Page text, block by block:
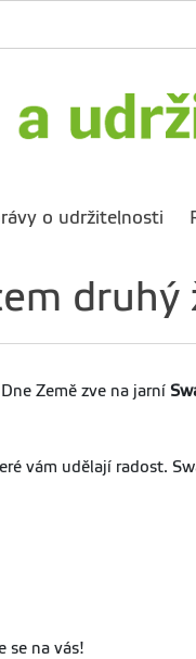
o udržitelnosti
druhý
Země zve na jarní
vám udělají radost.
se na vás!